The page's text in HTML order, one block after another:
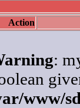
Action
:
www/